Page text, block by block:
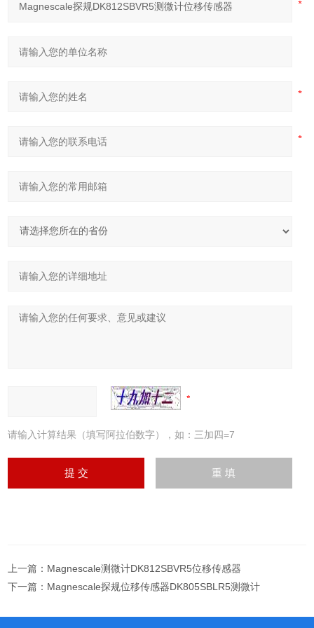
请输入计算结果（填写阿拉伯数字），如：三加四=7
上一篇： Magnescale测微计DK812SBVR5位移传感器
下一篇： Magnescale探规位移传感器DK805SBLR5测微计